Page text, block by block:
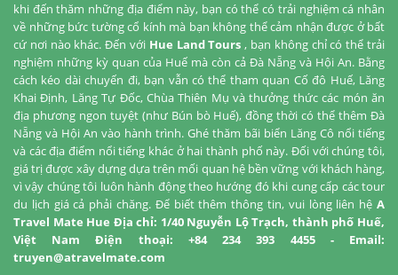
khi đến thăm những địa điểm này, bạn có thể có trải nghiệm cá nhân
về những bức tường cổ kính mà bạn không thể cảm nhận được ở bất
cứ nơi nào khác. Đến với Hue Land Tours , bạn không chỉ có thể trải
nghiệm những kỳ quan của Huế mà còn cả Đà Nẵng và Hội An. Bằng
cách kéo dài chuyến đi, bạn vẫn có thể tham quan Cố đô Huế, Lăng
Khai Định, Lăng Tự Đốc, Chùa Thiên Mụ và thưởng thức các món ăn
địa phương ngon tuyệt (như Bún bò Huế), đồng thời có thể thêm Đà
Nẵng và Hội An vào hành trình. Ghé thăm bãi biển Lăng Cô nổi tiếng
và các địa điểm nổi tiếng khác ở hai thành phố này. Đối với chúng tôi,
giá trị được xây dựng dựa trên mối quan hệ bền vững với khách hàng,
vì vậy chúng tôi luôn hành động theo hướng đó khi cung cấp các tour
du lịch giá cả phải chăng. Để biết thêm thông tin, vui lòng liên hệA
Travel Mate Hue Địa chỉ: 1/40 Nguyễn Lộ Trạch, thành phố Huế,
Việt NamĐiện thoại: +84 234 393 4455 - Email:
truyen@atravelmate.com